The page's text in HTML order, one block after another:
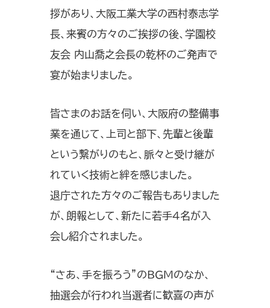
拶があり、大阪工業大学の西村泰志学
長、来賓の方々のご挨拶の後、学園校
友会 内山喬之会長の乾杯のご発声で
宴が始まりました。
皆さまのお話を伺い、大阪府の整備事
業を通じて、上司と部下、先輩と後輩
という繋がりのもと、脈々と受け継が
れていく技術と絆を感じました。
退庁された方々のご報告もありました
が、朗報として、新たに若手4名が入
会し紹介されました。
“さあ、手を振ろう”のBGMのなか、
抽選会が行われ当選者に歓喜の声が